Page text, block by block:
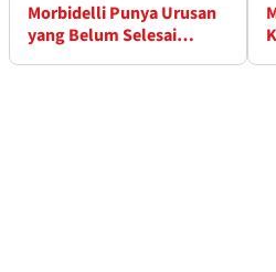
Morbidelli Punya Urusan
yang Belum Selesai
dengan MotoGP